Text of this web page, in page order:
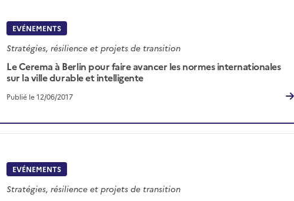
EVÉNEMENTS
Stratégies, résilience et projets de transition
Le Cerema à Berlin pour faire avancer les normes internationales
sur la ville durable et intelligente
Publié le 12/06/2017
EVÉNEMENTS
Stratégies, résilience et projets de transition